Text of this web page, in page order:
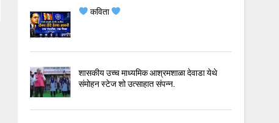
कविता
शासकीय उच्च माध्यमिक आश्रमशाळा देवाडा येथे
संमोहन स्टेज शो उत्साहात संपन्न.